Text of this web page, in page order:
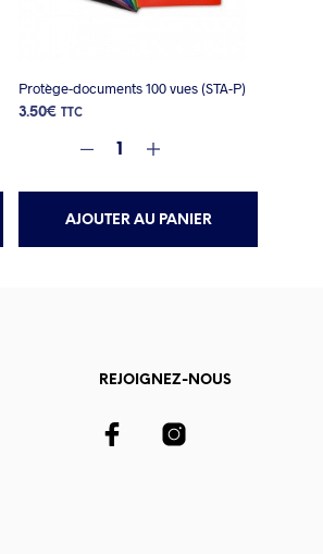
Protège-documents 100 vues (STA-P)
3.50€ TTC
AJOUTER AU PANIER
REJOIGNEZ-NOUS